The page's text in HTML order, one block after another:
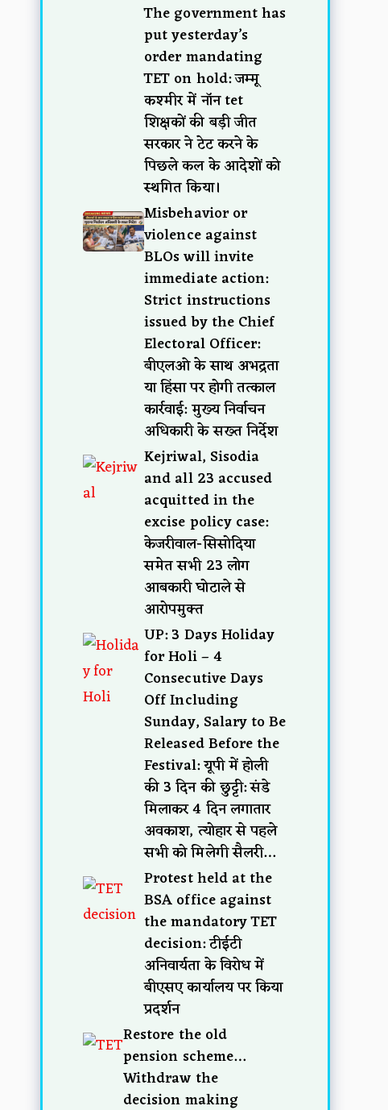
The government has
put yesterday’s
order mandating
TET on hold: जम्मू
कश्मीर में नॉन tet
शिक्षकों की बड़ी जीत
सरकार ने टेट करने के
पिछले कल के आदेशों को
स्थगित किया।
Misbehavior or
violence against
BLOs will invite
immediate action:
Strict instructions
issued by the Chief
Electoral Officer:
बीएलओ के साथ अभद्रता
या हिंसा पर होगी तत्काल
कार्रवाई: मुख्य निर्वाचन
अधिकारी के सख्त निर्देश
Kejriwal, Sisodia
and all 23 accused
acquitted in the
excise policy case:
केजरीवाल-सिसोदिया
समेत सभी 23 लोग
आबकारी घोटाले से
आरोपमुक्त
UP: 3 Days Holiday
for Holi – 4
Consecutive Days
Off Including
Sunday, Salary to Be
Released Before the
Festival: यूपी में होली
की 3 दिन की छुट्टी: संडे
मिलाकर 4 दिन लगातार
अवकाश, त्योहार से पहले
सभी को मिलेगी सैलरी…
Protest held at the
BSA office against
the mandatory TET
decision: टीईटी
अनिवार्यता के विरोध में
बीएसए कार्यालय पर किया
प्रदर्शन
Restore the old
pension scheme…
Withdraw the
decision making